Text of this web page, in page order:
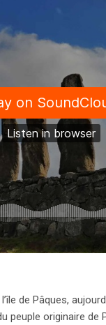
de Pâques,
peuple originaire de